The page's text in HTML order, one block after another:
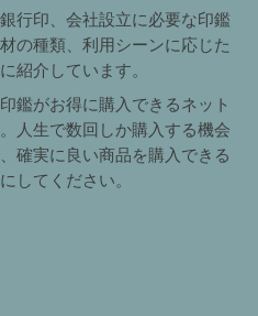
行印、会社設立に必要な印鑑
の種類、利用シーンに応じた
紹介しています。
鑑がお得に購入できるネット
人生で数回しか購入する機会
確実に良い商品を購入できる
してください。